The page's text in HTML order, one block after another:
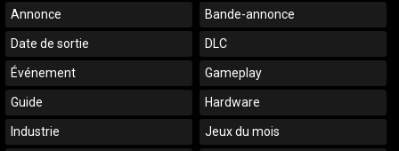
Annonce Bande-annonce
Date de sortie DLC
Événement Gameplay
Guide Hardware
Industrie Jeux du mois